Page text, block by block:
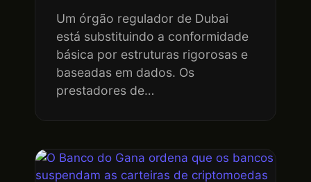
Um órgão regulador de Dubai
está substituindo a conformidade
básica por estruturas rigorosas e
baseadas em dados. Os
prestadores de…